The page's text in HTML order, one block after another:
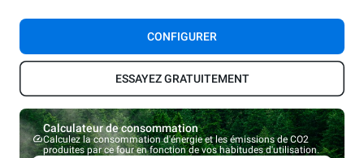
CONFIGURER
ESSAYEZ GRATUITEMENT
Calculateur de consommation
Calculez la consommation d'énergie et les émissions de CO2
produites par ce four en fonction de vos habitudes d'utilisation.